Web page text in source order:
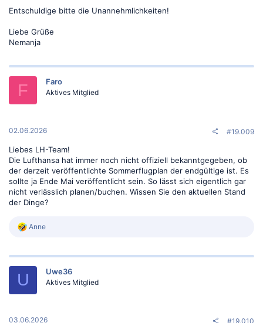
Entschuldige bitte die Unannehmlichkeiten!
Liebe Grüße
Nemanja
F Faro
Aktives Mitglied
02.06.2026 #19.009
Liebes LH-Team!
Die Lufthansa hat immer noch nicht offiziell bekanntgegeben, ob
der derzeit veröffentlichte Sommerflugplan der endgültige ist. Es
sollte ja Ende Mai veröffentlicht sein. So lässt sich eigentlich gar
nicht verlässlich planen/buchen. Wissen Sie den aktuellen Stand
der Dinge?
R
k
:
Anne
U Uwe36
Aktives Mitglied
03.06.2026 #19.010